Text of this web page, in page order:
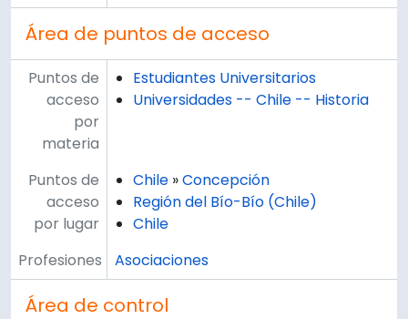
Área de puntos de acceso
Puntos de
acceso
por
materia
Estudiantes Universitarios
Universidades -- Chile -- Historia
Puntos de
acceso
por lugar
Chile »Concepción
Región del Bío-Bío (Chile)
Chile
Profesiones
Asociaciones
Área de control